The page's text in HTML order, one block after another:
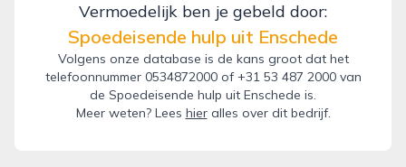
Vermoedelijk ben je gebeld door:
Spoedeisende hulp uit Enschede
Volgens onze database is de kans groot dat het
telefoonnummer 0534872000 of +31 53 487 2000 van
de Spoedeisende hulp uit Enschede is.
Meer weten? Lees hieralles over dit bedrijf.